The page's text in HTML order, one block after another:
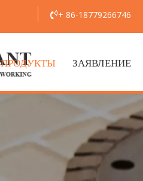
+ 86-18779266746
ПРОДУКТЫ ЗАЯВЛЕНИЕ